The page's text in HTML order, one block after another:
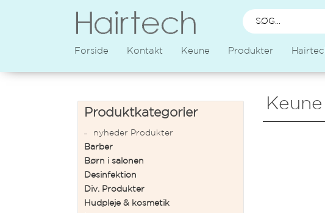
Forside Kontakt Keune Produkter
Produktkategorier
nyheder Produkter
Barber
Børn i salonen
Desinfektion
Div. Produkter
Hudpleje & kosmetik
Keune